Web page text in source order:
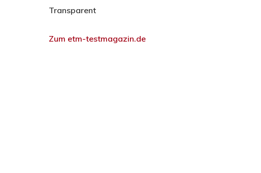
Transparent
Zum etm-testmagazin.de